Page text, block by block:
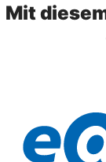
Mit